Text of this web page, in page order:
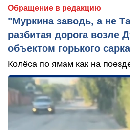
Обращение в редакцию
"Муркина заводь, а не
разбитая дорога возле
объектом горького
Колёса по ямам как на